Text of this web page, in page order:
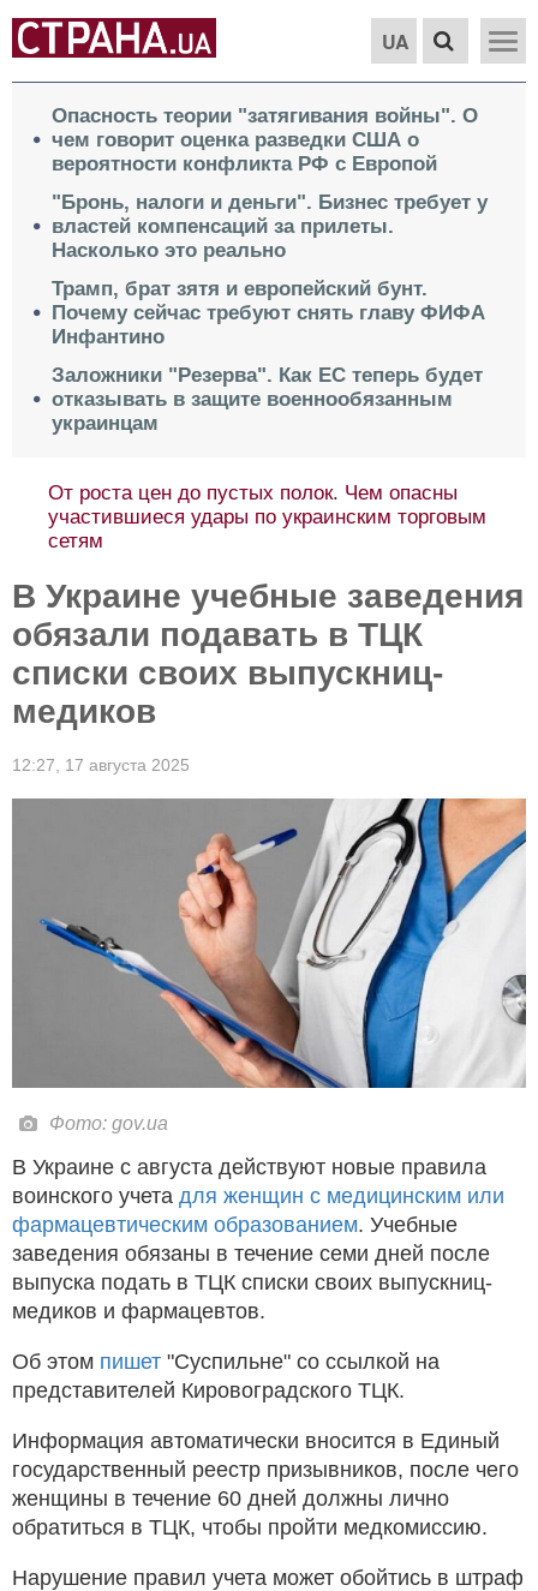
UA
Опасность теории "затягивания войны". О
чем говорит оценка разведки США о
вероятности конфликта РФ с Европой
"Бронь, налоги и деньги". Бизнес требует у
властей компенсаций за прилеты.
Насколько это реально
Трамп, брат зятя и европейский бунт.
Почему сейчас требуют снять главу ФИФА
Инфантино
Заложники "Резерва". Как ЕС теперь будет
отказывать в защите военнообязанным
украинцам
От роста цен до пустых полок. Чем опасны
участившиеся удары по украинским торговым
сетям
В Украине учебные заведения
обязали подавать в ТЦК
списки своих выпускниц-
медиков
12:27, 17 августа 2025
Фото: gov.ua
В Украине с августа действуют новые правила
воинского учета для женщин с медицинским или
фармацевтическим образованием. Учебные
заведения обязаны в течение семи дней после
выпуска подать в ТЦК списки своих выпускниц-
медиков и фармацевтов.
Об этом пишет "Суспильне" со ссылкой на
представителей Кировоградского ТЦК.
Информация автоматически вносится в Единый
государственный реестр призывников, после чего
женщины в течение 60 дней должны лично
обратиться в ТЦК, чтобы пройти медкомиссию.
Нарушение правил учета может обойтись в штраф